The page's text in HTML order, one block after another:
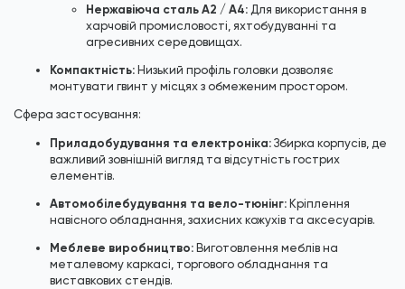
Нержавіюча сталь А2 / А4: Для використання в
харчовій промисловості, яхтобудуванні та
агресивних середовищах.
Компактність: Низький профіль головки дозволяє
монтувати гвинт у місцях з обмеженим простором.
Сфера застосування:
Приладобудування та електроніка: Збирка корпусів, де
важливий зовнішній вигляд та відсутність гострих
елементів.
Автомобілебудування та вело-тюнінг: Кріплення
навісного обладнання, захисних кожухів та аксесуарів.
Меблеве виробництво: Виготовлення меблів на
металевому каркасі, торгового обладнання та
виставкових стендів.